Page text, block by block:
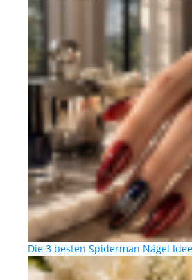
Die 3 besten Spiderman Nägel